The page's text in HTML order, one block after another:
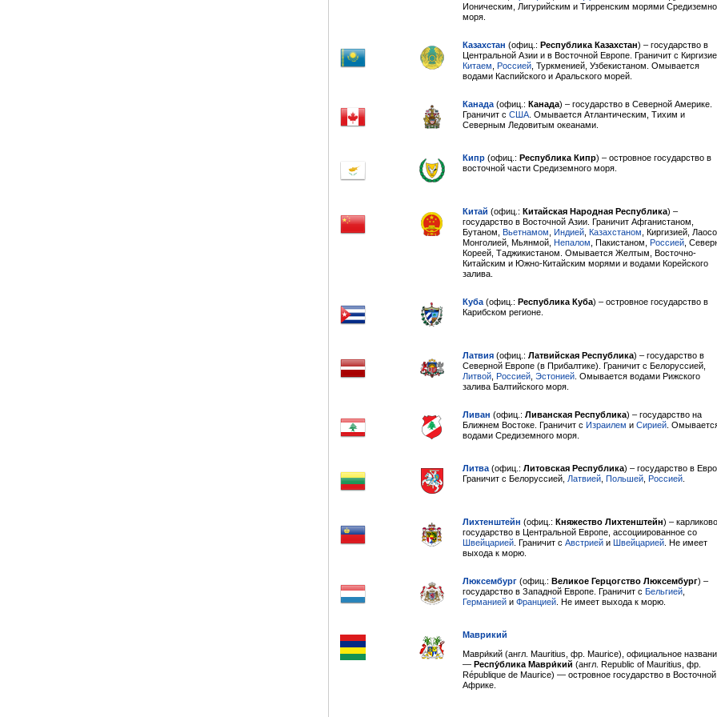
Ионическим, Лигурийским и Тирренским морями
моря.
Казахстан (офиц.: Республика Казахстан) – государство в
Центральной Азии и в Восточной Европе. Граничит с
Китаем Россией , Туркменией, Узбекистаном. Омывается
водами Каспийского и Аральского морей.
Канада (офиц.: Канада) – государство в Северной Америке.
Граничит с США . Омывается Атлантическим, Тихим и
Северным Ледовитым океанами.
Кипр (офиц.: Республика Кипр) – островное государство в
восточной части Средиземного моря.
Китай (офиц.: Китайская Народная Республика) –
государство в Восточной Азии. Граничит Афганистаном,
Бутаном, Вьетнамом Индией Казахстаном , Киргизией,
Монголией, Мьянмой, Непалом , Пакистаном, Россией ,
Кореей, Таджикистаном. Омывается Желтым, Восточно-
Китайским и Южно-Китайским морями и водами Корейского
залива.
Куба (офиц.: Республика Куба) – островное государство в
Карибском регионе.
Латвия (офиц.: Латвийская Республика) – государство в
Северной Европе (в Прибалтике). Граничит с Белоруссией,
Литвой Россией Эстонией . Омывается водами Рижского
залива Балтийского моря.
Ливан (офиц.: Ливанская Республика) – государство на
Ближнем Востоке. Граничит с Израилем и Сирией .
водами Средиземного моря.
Литва (офиц.: Литовская Республика) – государство в
Граничит с Белоруссией, Латвией Польшей Россией
Лихтенштейн (офиц.: Княжество Лихтенштейн) –
государство в Центральной Европе, ассоциированное со
Швейцарией . Граничит с Австрией и Швейцарией . Не имеет
выхода к морю.
Люксембург (офиц.: Великое Герцогство Люксембург) –
государство в Западной Европе. Граничит с Бельгией
Германией и Францией . Не имеет выхода к морю.
Маврикий
Маври́кий (англ. Mauritius, фр. Maurice), официальное
— Респу́блика Маври́кий (англ. Republic of Mauritius, фр.
République de Maurice) — островное государство в Восточной
Африке.